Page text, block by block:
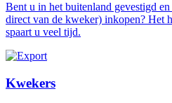
Bent u in het buitenland gevestigd
direct van de kweker) inkopen? Het
spaart u veel tijd.
Kwekers